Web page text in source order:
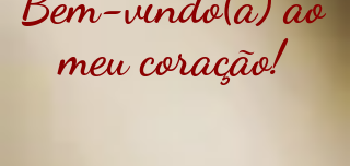
meu coração!